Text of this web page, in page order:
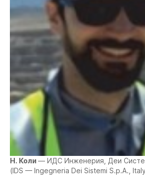
Н. Коли — ИДС Инженерия, Деи
(IDS — Ingegneria Dei Sistemi S.p.A.,